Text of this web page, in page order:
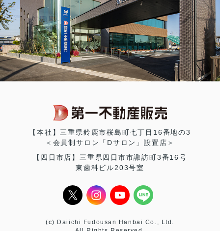
【本社】三重県鈴鹿市桜島町七丁目16番地の3
＜会員制サロン「Dサロン」設置店＞
【四日市店】三重県四日市市諏訪町3番16号
東歯科ビル203号室
(c) Daiichi Fudousan Hanbai Co., Ltd.